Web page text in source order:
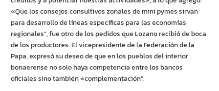
«Que los consejos consultivos zonales de mini pymes sirvan
para desarrollo de líneas específicas para las economías
regionales”, fue otro de los pedidos que Lozano recibió de boca
de los productores. El vicepresidente de la Federación de la
Papa, expresó su deseo de que en los pueblos del interior
bonaerense no solo haya competencia entre los bancos
oficiales sino también «complementación”.